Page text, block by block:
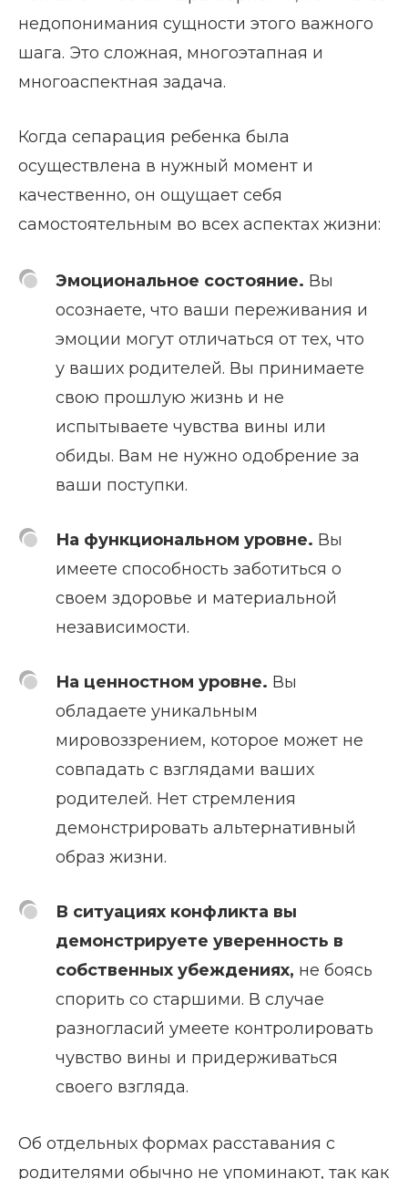
недопонимания сущности этого важного
шага. Это сложная, многоэтапная и
многоаспектная задача.
Когда сепарация ребенка была
осуществлена в нужный момент и
качественно, он ощущает себя
самостоятельным во всех аспектах жизни:
Эмоциональное состояние. Вы
осознаете, что ваши переживания и
эмоции могут отличаться от тех, что
у ваших родителей. Вы принимаете
свою прошлую жизнь и не
испытываете чувства вины или
обиды. Вам не нужно одобрение за
ваши поступки.
На функциональном уровне. Вы
имеете способность заботиться о
своем здоровье и материальной
независимости.
На ценностном уровне. Вы
обладаете уникальным
мировоззрением, которое может не
совпадать с взглядами ваших
родителей. Нет стремления
демонстрировать альтернативный
образ жизни.
В ситуациях конфликта вы
демонстрируете уверенность в
собственных убеждениях, не боясь
спорить со старшими. В случае
разногласий умеете контролировать
чувство вины и придерживаться
своего взгляда.
Об отдельных формах расставания с
родителями обычно не упоминают, так как